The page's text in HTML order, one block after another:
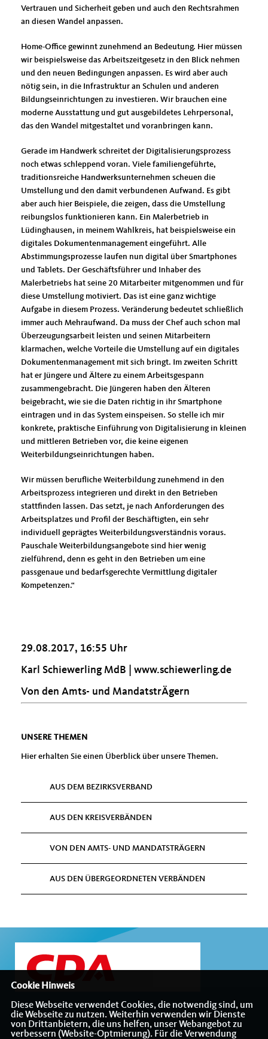
Vertrauen und Sicherheit geben und auch den Rechtsrahmen
an diesen Wandel anpassen.
Home-Office gewinnt zunehmend an Bedeutung. Hier müssen
wir beispielsweise das Arbeitszeitgesetz in den Blick nehmen
und den neuen Bedingungen anpassen. Es wird aber auch
nötig sein, in die Infrastruktur an Schulen und anderen
Bildungseinrichtungen zu investieren. Wir brauchen eine
moderne Ausstattung und gut ausgebildetes Lehrpersonal,
das den Wandel mitgestaltet und voranbringen kann.
Gerade im Handwerk schreitet der Digitalisierungsprozess
noch etwas schleppend voran. Viele familiengeführte,
traditionsreiche Handwerksunternehmen scheuen die
Umstellung und den damit verbundenen Aufwand. Es gibt
aber auch hier Beispiele, die zeigen, dass die Umstellung
reibungslos funktionieren kann. Ein Malerbetrieb in
Lüdinghausen, in meinem Wahlkreis, hat beispielsweise ein
digitales Dokumentenmanagement eingeführt. Alle
Abstimmungsprozesse laufen nun digital über Smartphones
und Tablets. Der Geschäftsführer und Inhaber des
Malerbetriebs hat seine 20 Mitarbeiter mitgenommen und für
diese Umstellung motiviert. Das ist eine ganz wichtige
Aufgabe in diesem Prozess. Veränderung bedeutet schließlich
immer auch Mehraufwand. Da muss der Chef auch schon mal
Überzeugungsarbeit leisten und seinen Mitarbeitern
klarmachen, welche Vorteile die Umstellung auf ein digitales
Dokumentenmanagement mit sich bringt. Im zweiten Schritt
hat er Jüngere und Ältere zu einem Arbeitsgespann
zusammengebracht. Die Jüngeren haben den Älteren
beigebracht, wie sie die Daten richtig in ihr Smartphone
eintragen und in das System einspeisen. So stelle ich mir
konkrete, praktische Einführung von Digitalisierung in kleinen
und mittleren Betrieben vor, die keine eigenen
Weiterbildungseinrichtungen haben.
Wir müssen berufliche Weiterbildung zunehmend in den
Arbeitsprozess integrieren und direkt in den Betrieben
stattfinden lassen. Das setzt, je nach Anforderungen des
Arbeitsplatzes und Profil der Beschäftigten, ein sehr
individuell geprägtes Weiterbildungsverständnis voraus.
Pauschale Weiterbildungsangebote sind hier wenig
zielführend, denn es geht in den Betrieben um eine
passgenaue und bedarfsgerechte Vermittlung digitaler
Kompetenzen.“
29.08.2017, 16:55 Uhr
Karl Schiewerling MdB | www.schiewerling.de
Von den Amts- und MandatstrÄgern
UNSERE THEMEN
Hier erhalten Sie einen Überblick über unsere Themen.
AUS DEM BEZIRKSVERBAND
AUS DEN KREISVERBÄNDEN
VON DEN AMTS- UND MANDATSTRÄGERN
AUS DEN ÜBERGEORDNETEN VERBÄNDEN
Internetauftritt des CDA-Bezirksverbandes Münsterland
Cookie Hinweis
Diese Webseite verwendet Cookies, die notwendig sind, um
die Webseite zu nutzen. Weiterhin verwenden wir Dienste
von Drittanbietern, die uns helfen, unser Webangebot zu
verbessern (Website-Optmierung). Für die Verwendung